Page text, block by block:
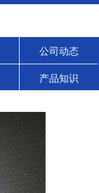
公司动态
产品知识